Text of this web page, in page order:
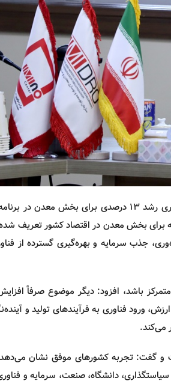
رشد
۱۳ درصدی برای بخش معدن در
برای بخش معدن در اقتصاد کشور تعریف
جذب سرمایه و بهره‌گیری گسترده از
باشد، افزود: دیگر موضوع صرفاً
ورود فناوری به فرآیندهای تولید و
می‌کند.
و گفت: تجربه کشورهای موفق نشان
دانشگاه، صنعت، سرمایه و